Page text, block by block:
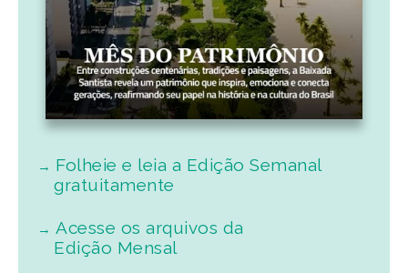
Folheie e leia a Edição Semanal
gratuitamente
Acesse os arquivos da
Edição Mensal